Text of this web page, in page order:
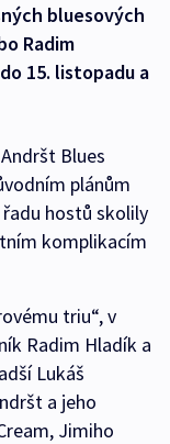
bluesových
Radim
15. listopadu a
Blues
plánům
řadu hostů skolily
komplikacím
triu“, v
Radim Hladík a
Lukáš
a jeho
Jimiho